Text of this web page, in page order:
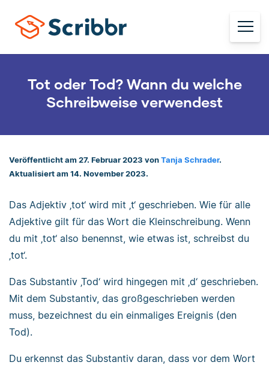
Tot oder Tod? Wann du welche
Schreibweise verwendest
Veröffentlicht am 27. Februar 2023 von Tanja Schrader.
Aktualisiert am 14. November 2023.
Das Adjektiv ‚tot‘ wird mit ‚t‘ geschrieben. Wie für alle
Adjektive gilt für das Wort die Kleinschreibung. Wenn
du mit ‚tot‘ also benennst, wie etwas ist, schreibst du
‚tot‘.
Das Substantiv ‚Tod‘ wird hingegen mit ‚d‘ geschrieben.
Mit dem Substantiv, das großgeschrieben werden
muss, bezeichnest du ein einmaliges Ereignis (den
Tod).
Du erkennst das Substantiv daran, dass vor dem Wort